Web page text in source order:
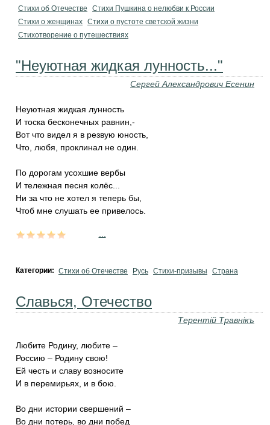
Стихи об Отечестве
Стихи Пушкина о нелюбви к России
Стихи о женщинах Стихи о пустоте светской жизни
Стихотворение о путешествиях
"Неуютная жидкая лунность..."
Сергей Александрович Есенин
Неуютная жидкая лунность
И тоска бесконечных равнин,-
Вот что видел я в резвую юность,
Что, любя, проклинал не один.
По дорогам усохшие вербы
И тележная песня колёс...
Ни за что не хотел я теперь бы,
Чтоб мне слушать ее привелось.
Категории: Стихи об Отечестве Русь Стихи-призывы Страна
Славься, Отечество
Терентiй Травнiкъ
Любите Родину, любите –
Россию – Родину свою!
Ей честь и славу возносите
И в перемирьях, и в бою.
Во дни истории свершений –
Во дни потерь, во дни побед